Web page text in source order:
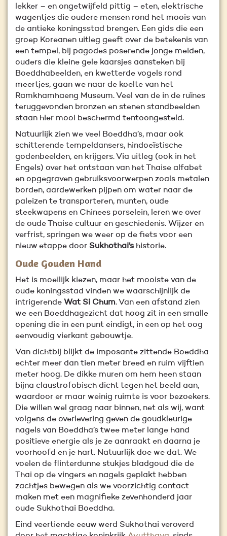
lekker – en ongetwijfeld pittig – eten, elektrische
wagentjes die oudere mensen rond het moois van
de antieke koningsstad brengen. Een gids die een
groep Koreanen uitleg geeft over de betekenis van
een tempel, bij pagodes poserende jonge meiden,
ouders die kleine gele kaarsjes aansteken bij
Boeddhabeelden, en kwetterde vogels rond
meertjes, gaan we naar de koelte van het
Ramkhamhaeng Museum. Veel van de in de ruïnes
teruggevonden bronzen en stenen standbeelden
staan hier mooi beschermd tentoongesteld.
Natuurlijk zien we veel Boeddha’s, maar ook
schitterende tempeldansers, hindoeïstische
godenbeelden, en krijgers. Via uitleg (ook in het
Engels) over het ontstaan van het Thaise alfabet
en opgegraven gebruiksvoorwerpen zoals metalen
borden, aardewerken pijpen om water naar de
paleizen te transporteren, munten, oude
steekwapens en Chinees porselein, leren we over
de oude Thaise cultuur en geschiedenis. Wijzer en
verfrist, springen we weer op de fiets voor een
nieuw etappe door Sukhothai’s historie.
Oude Gouden Hand
Het is moeilijk kiezen, maar het mooiste van de
oude koningsstad vinden we waarschijnlijk de
intrigerende Wat Si Chum. Van een afstand zien
we een Boeddhagezicht dat hoog zit in een smalle
opening die in een punt eindigt, in een op het oog
eenvoudig vierkant gebouwtje.
Van dichtbij blijkt de imposante zittende Boeddha
echter meer dan tien meter breed en ruim vijftien
meter hoog. De dikke muren om hem heen staan
bijna claustrofobisch dicht tegen het beeld aan,
waardoor er maar weinig ruimte is voor bezoekers.
Die willen wel graag naar binnen, net als wij, want
volgens de overlevering geven de goudkleurige
nagels van Boeddha’s twee meter lange hand
positieve energie als je ze aanraakt en daarna je
voorhoofd en je hart. Natuurlijk doe we dat. We
voelen de flinterdunne stukjes bladgoud die de
Thai op de vingers en nagels geplakt hebben
zachtjes bewegen als we voorzichtig contact
maken met een magnifieke zevenhonderd jaar
oude Sukhothai Boeddha.
Eind veertiende eeuw werd Sukhothai veroverd